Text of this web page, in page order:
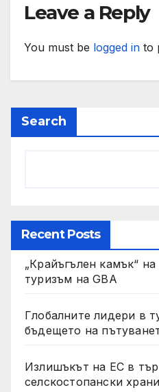
Leave a Reply
You must be logged in to
Search
Recent Posts
„Крайъгълен камък“
туризъм на GBA
Глобалните лидери в
бъдещето на
Излишъкът на ЕС в
селскостопански